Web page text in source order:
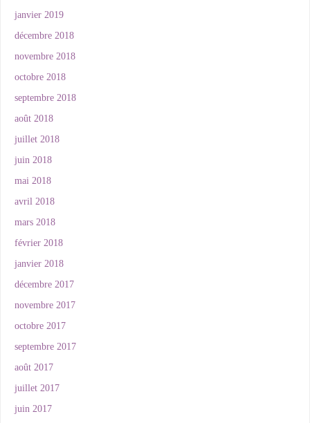
janvier 2019
décembre 2018
novembre 2018
octobre 2018
septembre 2018
août 2018
juillet 2018
juin 2018
mai 2018
avril 2018
mars 2018
février 2018
janvier 2018
décembre 2017
novembre 2017
octobre 2017
septembre 2017
août 2017
juillet 2017
juin 2017